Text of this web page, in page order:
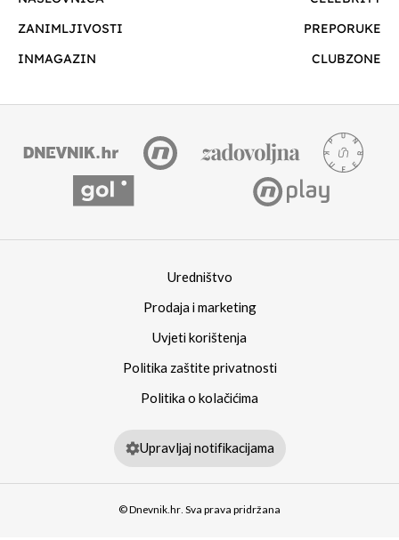
ZANIMLJIVOSTI
PREPORUKE
INMAGAZIN
CLUBZONE
Uredništvo
Prodaja i marketing
Uvjeti korištenja
Politika zaštite privatnosti
Politika o kolačićima
Upravljaj notifikacijama
© Dnevnik.hr. Sva prava pridržana